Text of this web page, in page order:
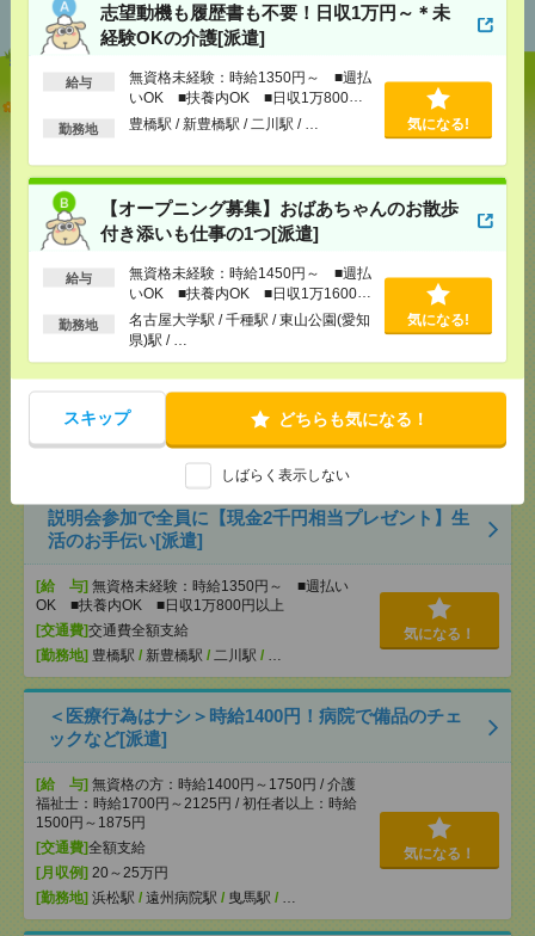
志望動機も履歴書も不要！日収1万円～＊未
経験OKの介護[派遣]
給与
無資格未経験：時給1350円～ ■週払
いOK ■扶養内OK ■日収1万800円
以上
勤務地 豊橋駅 / 新豊橋駅 / 二川駅 / … 気になる!
【オープニング募集】おばあちゃんのお散歩
付き添いも仕事の1つ[派遣]
給与
無資格未経験：時給1450円～ ■週払
いOK ■扶養内OK ■日収1万1600円
以上
勤務地
名古屋大学駅 / 千種駅 / 東山公園(愛知
県)駅 / …
気になる!
スキップ どちらも気になる！
しばらく表示しない
志望動機も履歴書も不要！日収1万円～＊未経験OK
の介護[派遣]
[給 与]無資格未経験：時給1350円～ ■週払い
OK ■扶養内OK ■日収1万800円以上
[交通費]
交通費全額支給（ガソリン代もOK！）
[勤務地] 豊橋駅/新豊橋駅/二川駅 /…
気になる！
【オープニング募集】おばあちゃんのお散歩付き添
いも仕事の1つ[派遣]
OK ■扶養内OK ■日収1万1600円以上
[交通費]交通費全額支給
名古屋大学駅
気になる！
説明会参加で全員に【現金2千円相当プレゼント】生
活のお手伝い[派遣]
[給 与] 無資格未経験：時給1350円～ ■週払い
OK ■扶養内OK ■日収1万800円以上
[交通費]交通費全額支給
[勤務地] 豊橋駅 / 新豊橋駅 / 二川駅 / …
気になる！
＜医療行為はナシ＞時給1400円！病院で備品のチェ
ックなど[派遣]
[給 与] 無資格の方：時給1400円～1750円 / 介護
福祉士：時給1700円～2125円 / 初任者以上：時給
1500円～1875円
[交通費]全額支給
[月収例] 20～25万円
[勤務地] 浜松駅 / 遠州病院駅 / 曳馬駅 / …
気になる！